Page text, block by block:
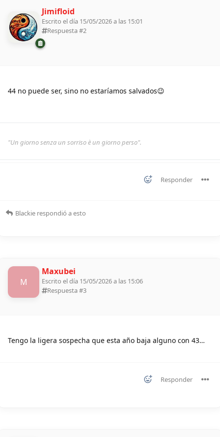
Jimifloid
Escrito el día 15/05/2026 a las 15:01
Respuesta #2
44 no puede ser, sino no estaríamos salvados😉
"Un giorno senza un sorriso è un giorno perso".
Responder
Blackie respondió a esto
M
Maxubei
Escrito el día 15/05/2026 a las 15:06
Respuesta #3
Tengo la ligera sospecha que esta año baja alguno con 43…
Responder